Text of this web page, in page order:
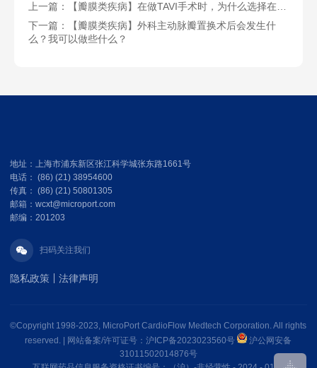
上一篇：
【瓣膜类疾病】在做TAVI手术时，为什么选择在腿上扎个洞呢？
下一篇：
【瓣膜类疾病】外科主动脉瓣置换术后会发生什
么？我可以做些什么？
地址：上海市浦东新区张江科学城张东路1661号
电话： (86) (21) 38954600
传真： (86) (21) 50801305
邮箱：wcxt@microport.com
邮编：201203
扫码关注我们
隐私政策 法律声明
©Copyright 1998-2023, MicroPort CardioFlow Medtech Corporation. All rights
reserved. | 网站备案/许可证号：沪ICP备2023023560号
沪公网安备
31011502014876号